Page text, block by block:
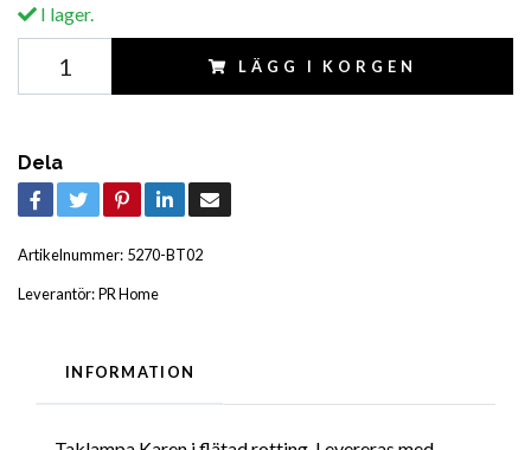
I lager.
LÄGG I KORGEN
Dela
Artikelnummer: 5270-BT02
Leverantör:PR Home
INFORMATION